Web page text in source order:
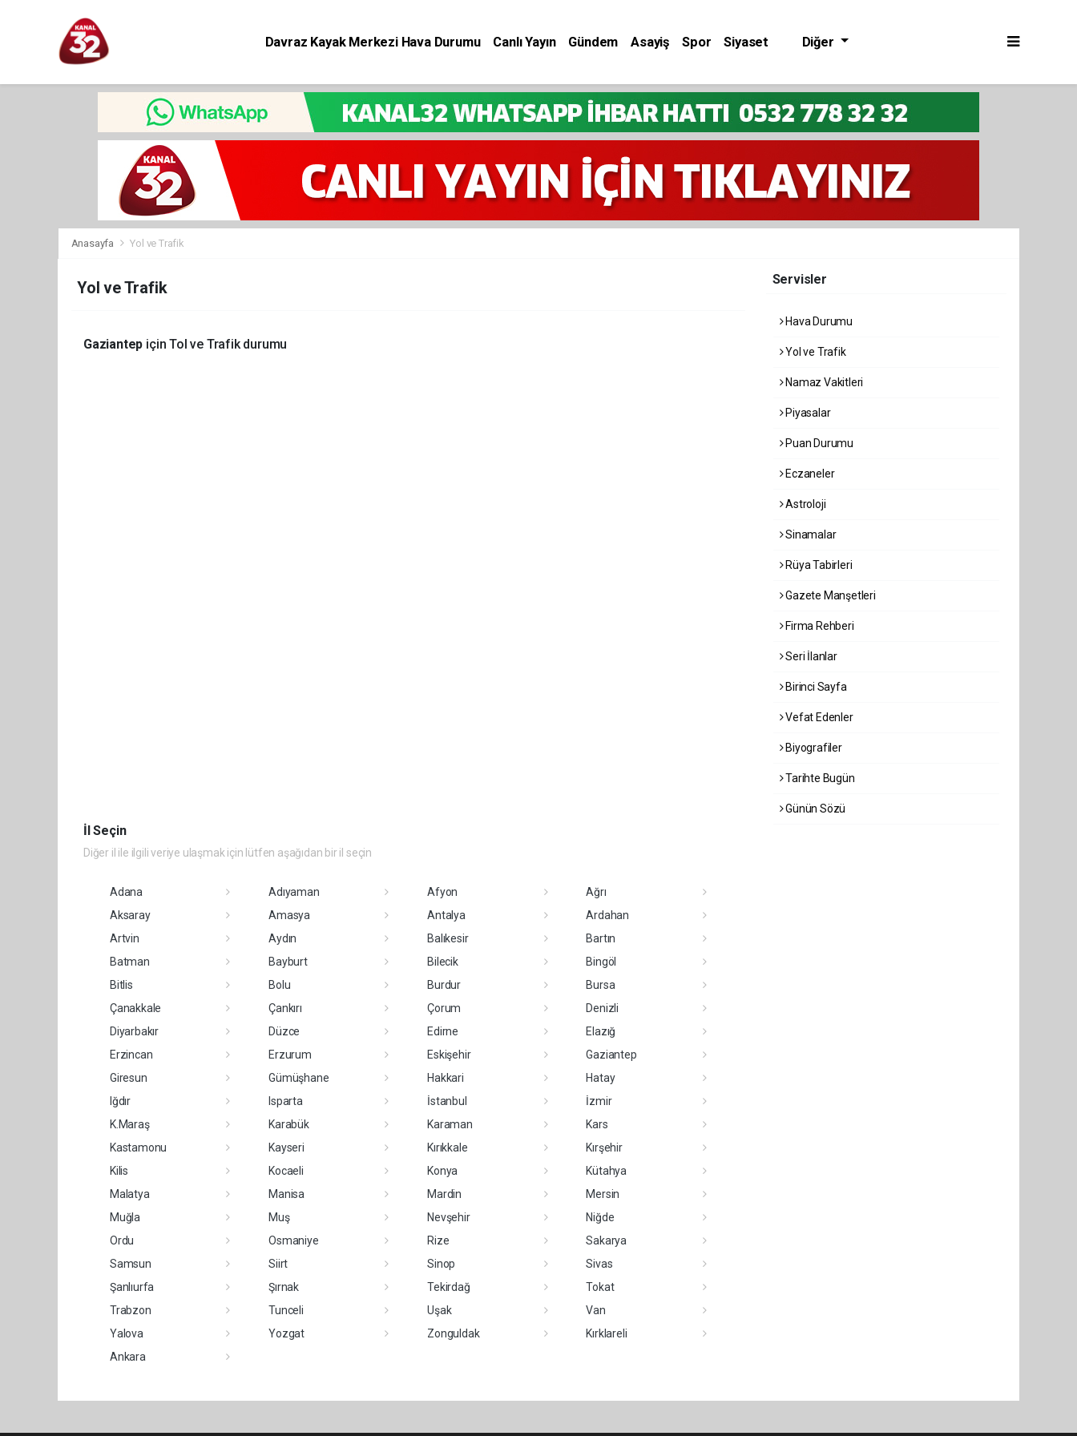
Davraz Kayak Merkezi Hava Durumu Canlı Yayın Gündem Asayiş Spor
Siyaset
Diğer
Anasayfa Yol ve Trafik
Yol ve Trafik
Gaziantep için Tol ve Trafik durumu
İl Seçin
Diğer il ile ilgili veriye ulaşmak için lütfen aşağıdan bir il seçin
Adana Adıyaman Afyon
Ağrı
Aksaray
Amasya Antalya
Ardahan
Artvin
Aydın Balıkesir
Bartın
Batman
Bayburt Bilecik
Bingöl
Bitlis
Bolu Burdur
Bursa
Çanakkale
Çankırı Çorum
Denizli
Diyarbakır
Düzce Edirne
Elazığ
Erzincan
Erzurum Eskişehir
Gaziantep
Giresun
Gümüşhane Hakkari
Hatay
Iğdır
Isparta İstanbul
İzmir
K.Maraş
Karabük Karaman
Kars
Kastamonu
Kayseri Kırıkkale
Kırşehir
Kilis
Kocaeli Konya
Kütahya
Malatya
Manisa Mardin
Mersin
Muğla
Muş Nevşehir
Niğde
Ordu
Osmaniye Rize
Sakarya
Samsun
Siirt Sinop
Sivas
Şanlıurfa
Şırnak Tekirdağ
Tokat
Trabzon
Tunceli Uşak
Van
Yalova
Yozgat Zonguldak
Kırklareli
Ankara
Servisler
Hava Durumu
Yol ve Trafik
Namaz Vakitleri
Piyasalar
Puan Durumu
Eczaneler
Astroloji
Sinamalar
Rüya Tabirleri
Gazete Manşetleri
Firma Rehberi
Seri İlanlar
Birinci Sayfa
Vefat Edenler
Biyografiler
Tarihte Bugün
Günün Sözü